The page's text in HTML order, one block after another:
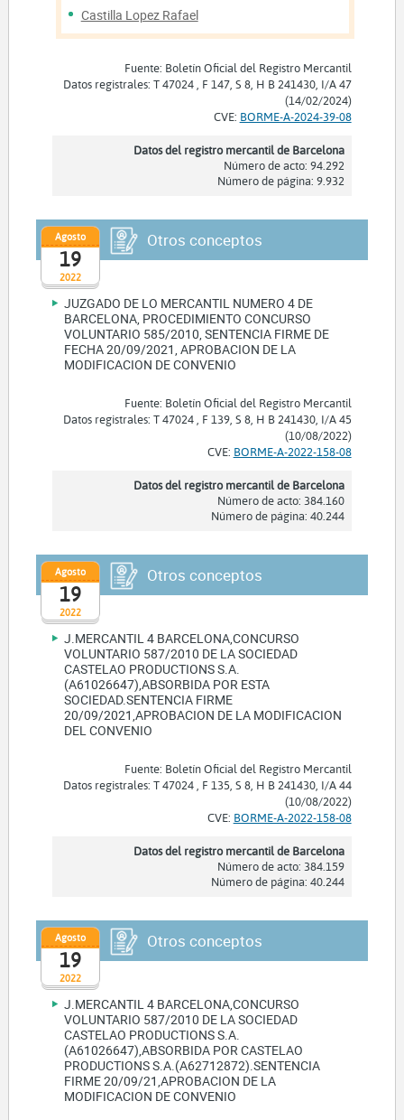
Castilla Lopez Rafael
Fuente: Boletín Oficial del Registro Mercantil
Datos registrales: T 47024 , F 147, S 8, H B 241430, I/A 47
(14/02/2024)
CVE: BORME-A-2024-39-08
Datos del registro mercantil de Barcelona
Número de acto: 94.292
Número de página: 9.932
2022
Agosto
19
Otros conceptos
JUZGADO DE LO MERCANTIL NUMERO 4 DE
BARCELONA, PROCEDIMIENTO CONCURSO
VOLUNTARIO 585/2010, SENTENCIA FIRME DE
FECHA 20/09/2021, APROBACION DE LA
MODIFICACION DE CONVENIO
Fuente: Boletín Oficial del Registro Mercantil
Datos registrales: T 47024 , F 139, S 8, H B 241430, I/A 45
(10/08/2022)
CVE: BORME-A-2022-158-08
Datos del registro mercantil de Barcelona
Número de acto: 384.160
Número de página: 40.244
2022
Agosto
19
Otros conceptos
J.MERCANTIL 4 BARCELONA,CONCURSO
VOLUNTARIO 587/2010 DE LA SOCIEDAD
CASTELAO PRODUCTIONS S.A.
(A61026647),ABSORBIDA POR ESTA
SOCIEDAD.SENTENCIA FIRME
20/09/2021,APROBACION DE LA MODIFICACION
DEL CONVENIO
Fuente: Boletín Oficial del Registro Mercantil
Datos registrales: T 47024 , F 135, S 8, H B 241430, I/A 44
(10/08/2022)
CVE: BORME-A-2022-158-08
Datos del registro mercantil de Barcelona
Número de acto: 384.159
Número de página: 40.244
2022
Agosto
19
Otros conceptos
J.MERCANTIL 4 BARCELONA,CONCURSO
VOLUNTARIO 587/2010 DE LA SOCIEDAD
CASTELAO PRODUCTIONS S.A.
(A61026647),ABSORBIDA POR CASTELAO
PRODUCTIONS S.A.(A62712872).SENTENCIA
FIRME 20/09/21,APROBACION DE LA
MODIFICACION DE CONVENIO